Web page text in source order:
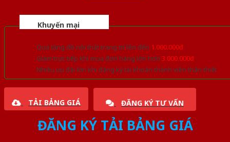
Khuyến mại
Quà tặng đồ nội thất trang trí lên đến 1.000.000đ
Giảm trực tiếp khi mua đơn hàng lớn hơn 3.000.000đ
Nhiều ưu đãi lớn khi đăng ký tài khoản thành viên thân thiết
TẢI BẢNG GIÁ ĐĂNG KÝ TƯ VẤN
ĐĂNG KÝ TẢI BẢNG GIÁ